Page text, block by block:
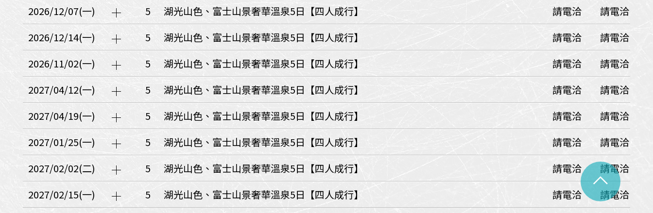
斯洛維尼亞
波士尼亞赫塞哥維納
俄羅斯聯邦
西南歐
荷蘭國王節
英愛軍樂節
賽普勒斯‧馬爾他
天空之城‧愛琴海三島
瑞士觀景火車名峰健行
義大利
西西里島
西班牙
葡萄牙
德國
奧地利
荷蘭
法國 瑞士
英國
愛爾蘭
中國
北疆 青藏鐵路
韓國
首爾‧華城
楓紅雪嶽南怡島
東南亞
泰國MiniTour 富國島
印度
不丹‧大吉嶺‧喀什米爾
中東
海灣５國
土耳其
沙烏地阿拉伯
阿曼
卡達
科威特
澳洲
紐西蘭
大溪地
兩極會
阿拉斯加
巴拿馬運河
NCL遊輪
2026/12/07(一)
5 請電洽
湖光山色、富士山景奢華溫泉5日【四人成行】
請電洽
2026/12/14(一)
5 請電洽
湖光山色、富士山景奢華溫泉5日【四人成行】
請電洽
2026/11/02(一)
5 請電洽
湖光山色、富士山景奢華溫泉5日【四人成行】
請電洽
2027/04/12(一)
5 請電洽
湖光山色、富士山景奢華溫泉5日【四人成行】
請電洽
2027/04/19(一)
5 請電洽
湖光山色、富士山景奢華溫泉5日【四人成行】
請電洽
2027/01/25(一)
5 請電洽
湖光山色、富士山景奢華溫泉5日【四人成行】
請電洽
2027/02/02(二)
5 請電洽
湖光山色、富士山景奢華溫泉5日【四人成行】
請電洽
2027/02/15(一)
5 請電洽
湖光山色、富士山景奢華溫泉5日【四人成行】 請電洽 ^